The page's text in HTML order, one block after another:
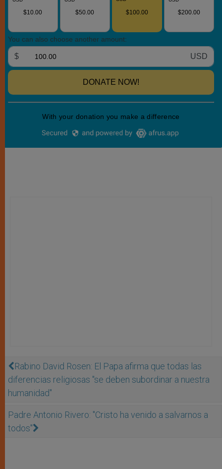
Rabino David Rosen: El Papa afirma que todas las
diferencias religiosas "se deben subordinar a nuestra
humanidad"
Padre Antonio Rivero: "Cristo ha venido a salvarnos a
todos"